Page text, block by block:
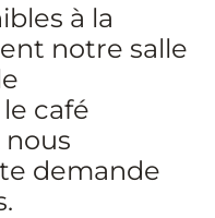
à la
notre salle
café
nous
demande